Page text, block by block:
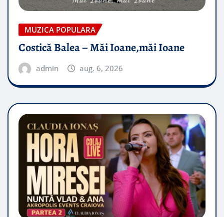
MUZICA POPULARA
Costică Balea – Măi Ioane,măi Ioane
admin aug. 6, 2026